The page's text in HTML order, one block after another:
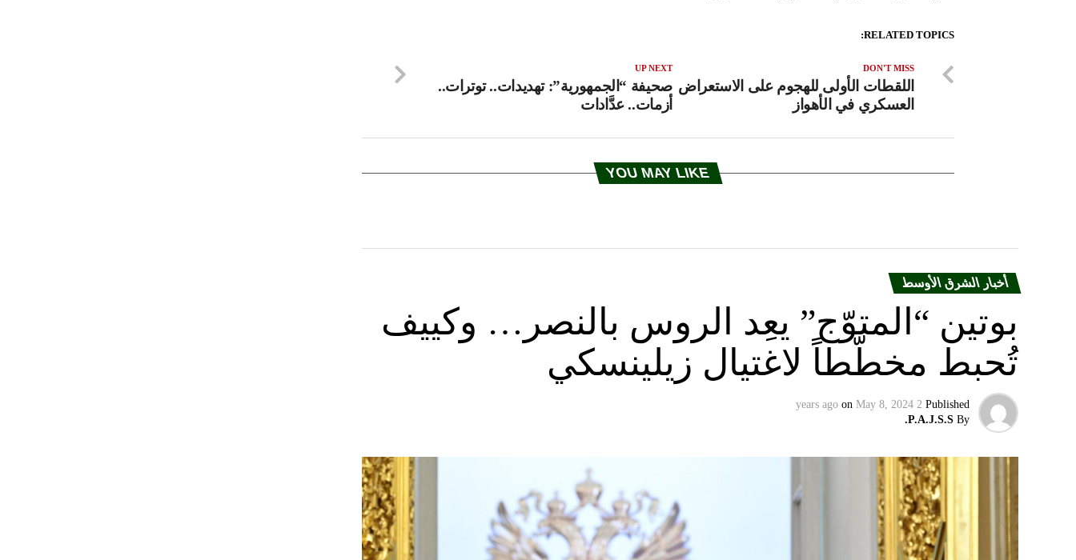
RELATED TOPICS:
UP NEXT
صحيفة “الجمهورية”: تهديدات.. توترات..
أزمات.. عدَّادات
DON'T MISS
اللقطات الأولى للهجوم على الاستعراض
العسكري في الأهواز
YOU MAY LIKE
أخبار الشرق الأوسط
بوتين “المتوّج” يعِد الروس بالنصر… وكييف
تُحبط مخطّطاً لاغتيال زيلينسكي
Published
2 years ago
on May 8, 2024
By
P.A.J.S.S.